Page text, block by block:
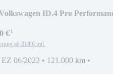
ID.4 Pro
€¹
ab 218 € mtl.
EZ 06/2023 • 121.000 km •